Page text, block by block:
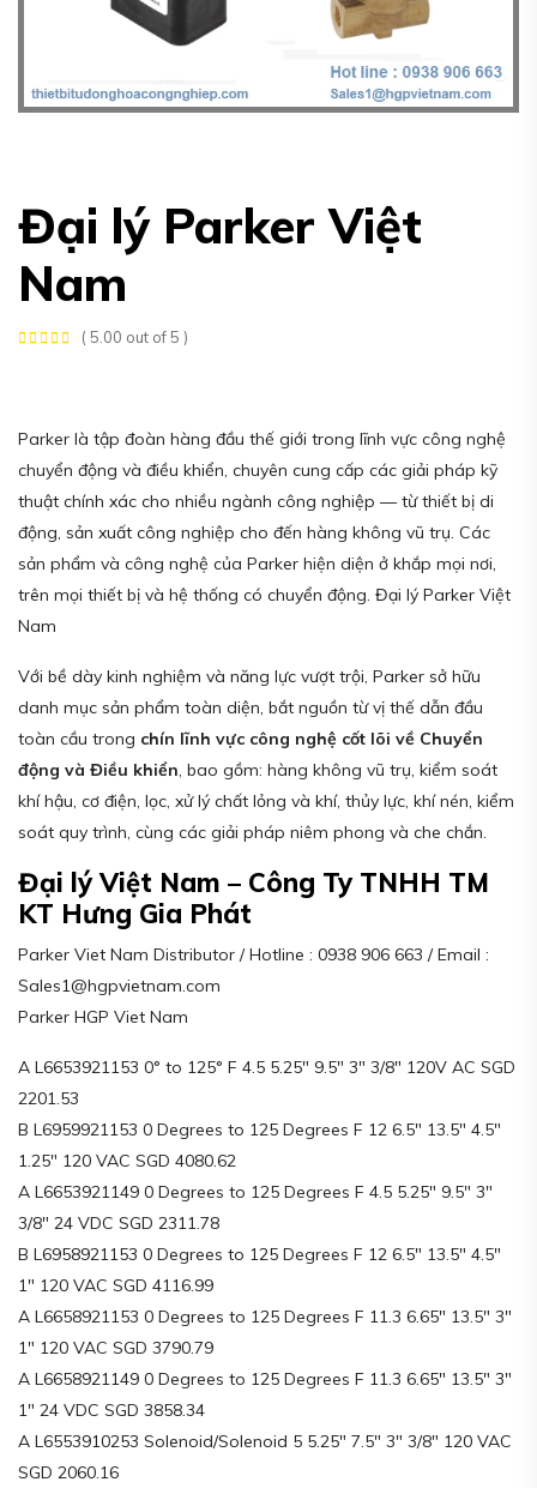
Đại lý Parker Việt
Nam
( 5.00 out of 5 )
Parker là tập đoàn hàng đầu thế giới trong lĩnh vực công nghệ
chuyển động và điều khiển, chuyên cung cấp các giải pháp kỹ
thuật chính xác cho nhiều ngành công nghiệp — từ thiết bị di
động, sản xuất công nghiệp cho đến hàng không vũ trụ. Các
sản phẩm và công nghệ của Parker hiện diện ở khắp mọi nơi,
trên mọi thiết bị và hệ thống có chuyển động. Đại lý Parker Việt
Nam
Với bề dày kinh nghiệm và năng lực vượt trội, Parker sở hữu
danh mục sản phẩm toàn diện, bắt nguồn từ vị thế dẫn đầu
toàn cầu trong chín lĩnh vực công nghệ cốt lõi về Chuyển
động và Điều khiển, bao gồm: hàng không vũ trụ, kiểm soát
khí hậu, cơ điện, lọc, xử lý chất lỏng và khí, thủy lực, khí nén, kiểm
soát quy trình, cùng các giải pháp niêm phong và che chắn.
Đại lý Việt Nam – Công Ty TNHH TM
KT Hưng Gia Phát
Parker Viet Nam Distributor / Hotline : 0938 906 663 / Email :
Sales1@hgpvietnam.com
Parker HGP Viet Nam
A L6653921153 0° to 125° F 4.5 5.25″ 9.5″ 3″ 3/8″ 120V AC SGD
2201.53
B L6959921153 0 Degrees to 125 Degrees F 12 6.5″ 13.5″ 4.5″
1.25″ 120 VAC SGD 4080.62
A L6653921149 0 Degrees to 125 Degrees F 4.5 5.25″ 9.5″ 3″
3/8″ 24 VDC SGD 2311.78
B L6958921153 0 Degrees to 125 Degrees F 12 6.5″ 13.5″ 4.5″
1″ 120 VAC SGD 4116.99
A L6658921153 0 Degrees to 125 Degrees F 11.3 6.65″ 13.5″ 3″
1″ 120 VAC SGD 3790.79
A L6658921149 0 Degrees to 125 Degrees F 11.3 6.65″ 13.5″ 3″
1″ 24 VDC SGD 3858.34
A L6553910253 Solenoid/Solenoid 5 5.25″ 7.5″ 3″ 3/8″ 120 VAC
SGD 2060.16